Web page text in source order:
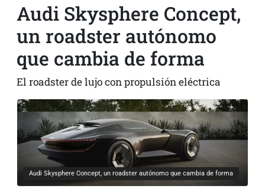
Audi Skysphere Concept,
un roadster autónomo
que cambia de forma
El roadster de lujo con propulsión eléctrica
Audi Skysphere Concept, un roadster autónomo que cambia de forma